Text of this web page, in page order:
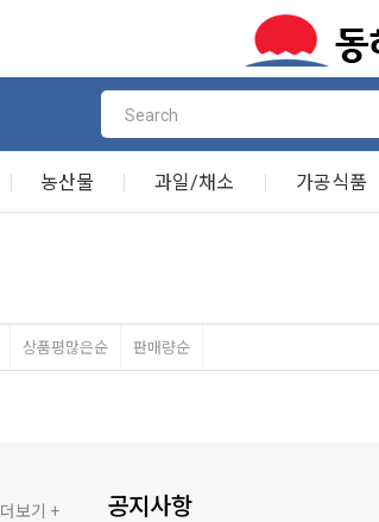
농산물 과일/채소 가공식품
상품평많은순 판매량순
더보기 + 공지사항